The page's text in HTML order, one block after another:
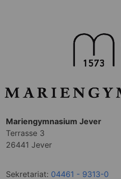
Mariengymnasium Jever
Terrasse 3
26441 Jever
Sekretariat: 04461 - 9313-0